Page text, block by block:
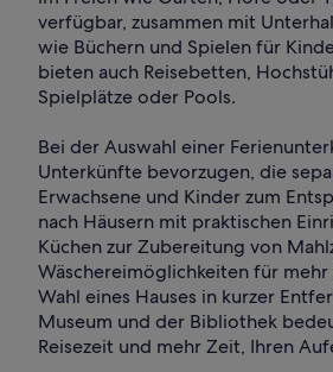
verfügbar, zusammen mit
wie Büchern und Spielen für
bieten auch Reisebetten,
Spielplätze oder Pools.
Bei der Auswahl einer
Unterkünfte bevorzugen, die
Erwachsene und Kinder zum
nach Häusern mit praktischen
Küchen zur Zubereitung von
Wäschereimöglichkeiten für
Wahl eines Hauses in kurzer
Museum und der Bibliothek
Reisezeit und mehr Zeit, Ihren